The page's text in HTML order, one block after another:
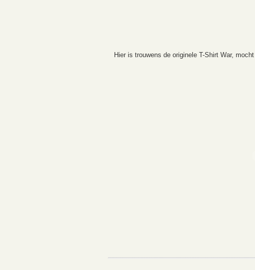
Hier is trouwens de originele T-Shirt War,